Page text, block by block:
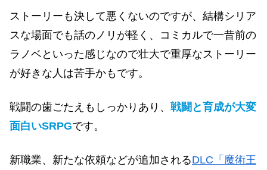
ストーリーも決して悪くないのですが、結構シリア
スな場面でも話のノリが軽く、コミカルで一昔前の
ラノベといった感じなので壮大で重厚なストーリー
が好きな人は苦手かもです。
戦闘の歯ごたえもしっかりあり、 戦闘と育成が大変
面白いSRPGです。
新職業、新たな依頼などが追加されるDLC「魔術王